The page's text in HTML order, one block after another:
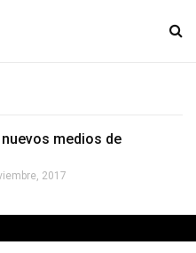
medios de
2017